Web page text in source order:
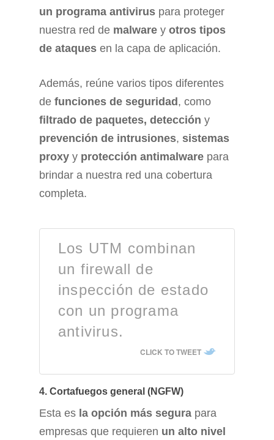
un programa antivirus para proteger
nuestra red de malware y otros tipos
de ataques en la capa de aplicación.
Además, reúne varios tipos diferentes
de funciones de seguridad , como
filtrado de paquetes, detección y
prevención de intrusiones, sistemas
proxy y protección antimalware para
brindar a nuestra red una cobertura
completa.
Los UTM combinan
un firewall de
inspección de estado
con un programa
antivirus.
CLICK TO TWEET
4. Cortafuegos general (NGFW)
Esta es la opción más segura para
empresas que requieren un alto nivel